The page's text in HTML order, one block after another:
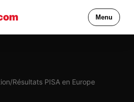
Menu
/Résultats PISA en Europe